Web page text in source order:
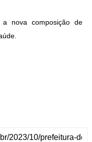
nova composição de